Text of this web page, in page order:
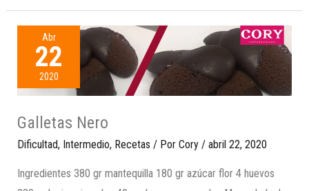
Abr
22
2020
Galletas Nero
Dificultad, Intermedio, Recetas / Por Cory / abril 22, 2020
Ingredientes 380 gr mantequilla 180 gr azúcar flor 4 huevos